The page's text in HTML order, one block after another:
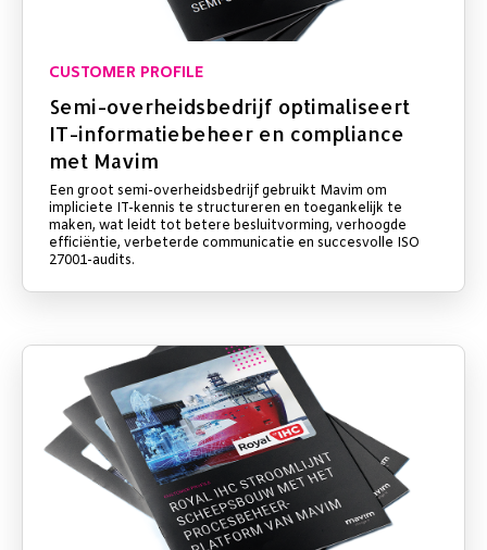
CUSTOMER PROFILE
Semi-overheidsbedrijf optimaliseert
IT-informatiebeheer en compliance
met Mavim
Een groot semi-overheidsbedrijf gebruikt Mavim om
impliciete IT-kennis te structureren en toegankelijk te
maken, wat leidt tot betere besluitvorming, verhoogde
efficiëntie, verbeterde communicatie en succesvolle ISO
27001-audits.